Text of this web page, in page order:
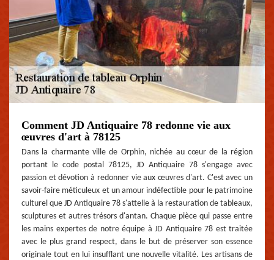
Comment JD Antiquaire 78 redonne vie aux
œuvres d'art à 78125
Dans la charmante ville de Orphin, nichée au cœur de la région
portant le code postal 78125, JD Antiquaire 78 s'engage avec
passion et dévotion à redonner vie aux œuvres d'art. C'est avec un
savoir-faire méticuleux et un amour indéfectible pour le patrimoine
culturel que JD Antiquaire 78 s'attelle à la restauration de tableaux,
sculptures et autres trésors d'antan. Chaque pièce qui passe entre
les mains expertes de notre équipe à JD Antiquaire 78 est traitée
avec le plus grand respect, dans le but de préserver son essence
originale tout en lui insufflant une nouvelle vitalité. Les artisans de